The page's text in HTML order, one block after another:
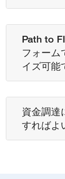
Path to
フォーム
イズ可能
資金調達
すればよ